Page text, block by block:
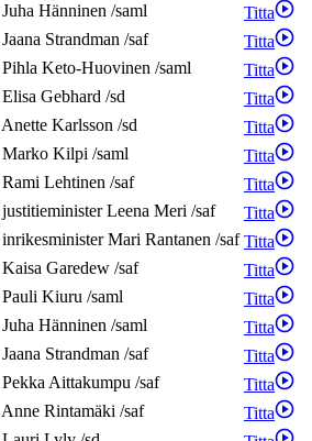
Juha Hänninen /saml
Titta
Jaana Strandman /saf
Titta
Pihla Keto-Huovinen /saml
Titta
Elisa Gebhard /sd
Titta
Anette Karlsson /sd
Titta
Marko Kilpi /saml
Titta
Rami Lehtinen /saf
Titta
justitieminister Leena Meri /saf
Titta
inrikesminister Mari Rantanen /saf Titta
Kaisa Garedew /saf
Titta
Pauli Kiuru /saml
Titta
Juha Hänninen /saml
Titta
Jaana Strandman /saf
Titta
PekkaAittakumpu /saf
Titta
Anne Rintamäki /saf
Titta